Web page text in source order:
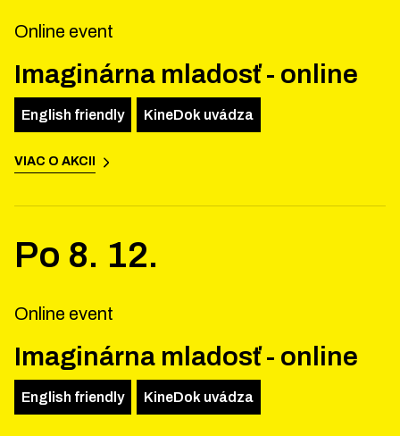
Online event
Imaginárna mladosť - online
English friendly KineDok uvádza
VIAC O AKCII
Po 8. 12.
Online event
Imaginárna mladosť - online
English friendly KineDok uvádza